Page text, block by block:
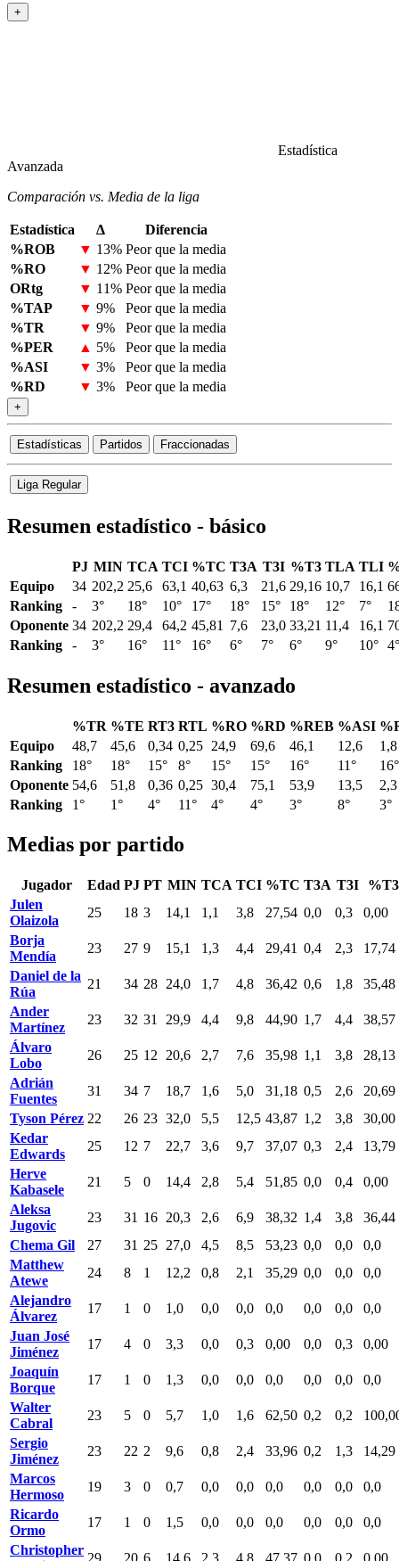
+
Estadística
Avanzada
Comparación vs. Media de la liga
Estadística Δ
Diferencia
%ROB
▼ 13% Peor que la media
%RO
▼ 12% Peor que la media
ORtg
▼ 11% Peor que la media
%TAP
▼ 9%
Peor que la media
%TR
▼ 9%
Peor que la media
%PER
▲ 5%
Peor que la media
%ASI
▼ 3%
Peor que la media
%RD
▼ 3% Peor que la media
+
Estadísticas Partidos Fraccionadas
Liga Regular
Resumen estadístico - básico
PJ MIN TCA TCI %TC T3A T3I %T3 TLA TLI
Equipo
34 202,2 25,6 63,1 40,63 6,3 21,6 29,16 10,7 16,1
Ranking
- 3° 18° 10° 17° 18° 15° 18° 12° 7°
Oponente 34 202,2 29,4 64,2 45,81 7,6 23,0 33,21 11,4 16,1
Ranking
- 3° 16° 11° 16° 6° 7° 6° 9° 10° 4°
Resumen estadístico - avanzado
%TR %TE RT3 RTL %RO %RD %REB %ASI
Equipo
48,7 45,6 0,34 0,25 24,9 69,6 46,1 12,6
1,8
Ranking
18° 18° 15° 8° 15° 15° 16° 11°
16°
Oponente 54,6 51,8 0,36 0,25 30,4 75,1 53,9 13,5
2,3
Ranking
1° 1° 4° 11° 4° 4° 3° 8° 3°
Medias por partido
Jugador Edad PJ PT MIN TCA TCI %TC T3A T3I
%T3
Julen
Olaizola
25 18 3 14,1 1,1 3,8 27,54 0,0 0,3
0,00
Borja
Mendía
23 27 9 15,1 1,3 4,4 29,41 0,4 2,3
17,74
Daniel de la
Rúa
21 34 28 24,0 1,7 4,8 36,42 0,6 1,8
35,48
Ander
Martínez
23 32 31 29,9 4,4 9,8 44,90 1,7 4,4
38,57
Álvaro
Lobo
26 25 12 20,6 2,7 7,6 35,98 1,1 3,8
28,13
Adrián
Fuentes
31 34 7 18,7 1,6 5,0 31,18 0,5 2,6
20,69
Tyson Pérez 22 26 23 32,0 5,5 12,5 43,87 1,2 3,8
30,00
Kedar
Edwards
25 12 7 22,7 3,6 9,7 37,07 0,3 2,4
13,79
Herve
Kabasele
21 5 0 14,4 2,8 5,4 51,85 0,0 0,4
0,00
Aleksa
Jugovic
23 31 16 20,3 2,6 6,9 38,32 1,4 3,8
36,44
Chema Gil
27 31 25 27,0 4,5 8,5 53,23 0,0 0,0
0,0
Matthew
Atewe
24 8 1 12,2 0,8 2,1 35,29 0,0 0,0
0,0
Alejandro
Álvarez
17 1 0 1,0 0,0 0,0 0,0 0,0 0,0
0,0
Juan José
Jiménez
17 4 0 3,3 0,0 0,3 0,00 0,0 0,3
0,00
Joaquín
Borque
17 1 0 1,3 0,0 0,0 0,0 0,0 0,0
0,0
Walter
Cabral
23 5 0 5,7 1,0 1,6 62,50 0,2 0,2
Sergio
Jiménez
23 22 2 9,6 0,8 2,4 33,96 0,2 1,3
14,29
Marcos
Hermoso
19 3 0 0,7 0,0 0,0 0,0 0,0 0,0
0,0
Ricardo
Ormo
17 1 0 1,5 0,0 0,0 0,0 0,0 0,0
0,0
Christopher